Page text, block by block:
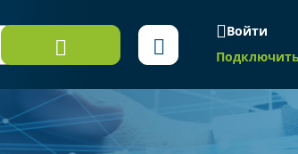
Войти